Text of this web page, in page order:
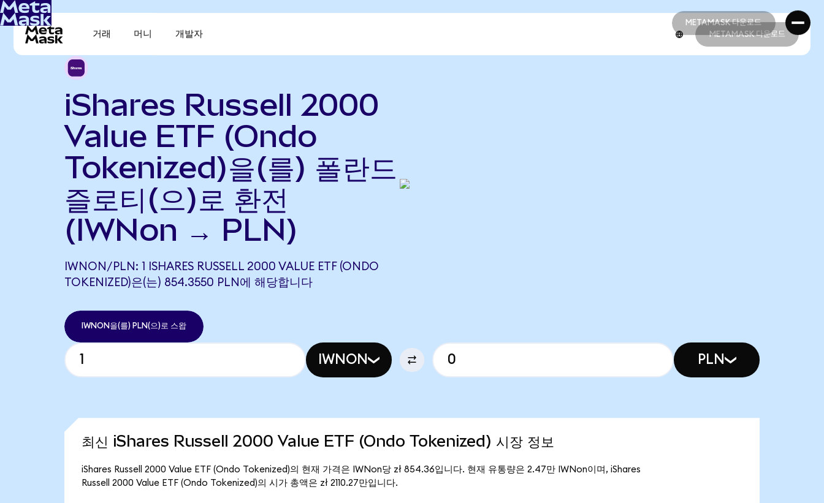
METAMASK 다운로드
METAMASK 다운로드
거래 머니 개발자 METAMASK 다운로드
iShares Russell 2000
Value ETF (Ondo
Tokenized)을(를) 폴란드
즐로티(으)로 환전
(IWNon → PLN)
IWNON/PLN: 1 ISHARES RUSSELL 2000 VALUE ETF (ONDO
TOKENIZED)은(는) 854.3550 PLN에 해당합니다
IWNON을(를) PLN(으)로 스왑
IWNON PLN
최신 iShares Russell 2000 Value ETF (Ondo Tokenized) 시장 정보
iShares Russell 2000 Value ETF (Ondo Tokenized)의 현재 가격은 IWNon당 zł 854.36입니다. 현재 유통량은 2.47만 IWNon이며, iShares
Russell 2000 Value ETF (Ondo Tokenized)의 시가 총액은 zł 2110.27만입니다.